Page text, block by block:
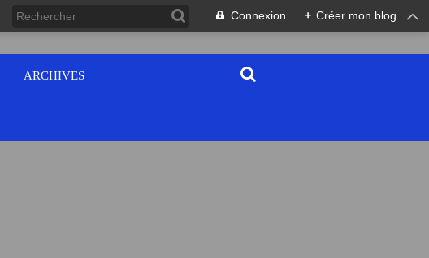
Connexion + Créer mon blog
ARCHIVES